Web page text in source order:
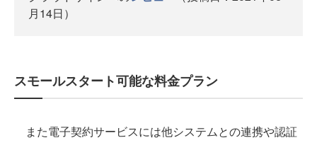
月14日）
スモールスタート可能な料金プラン
また電子契約サービスには他システムとの連携や認証